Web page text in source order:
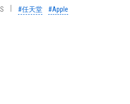
#任天堂 #Apple